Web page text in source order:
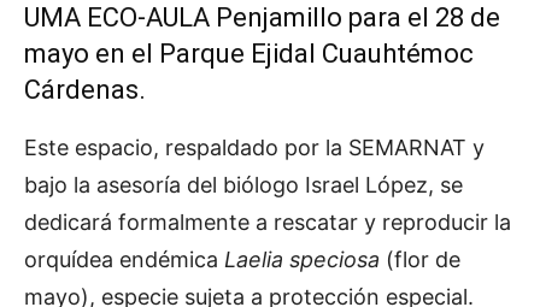
UMA ECO-AULA Penjamillo para el 28 de
mayo en el Parque Ejidal Cuauhtémoc
Cárdenas.
Este espacio, respaldado por la SEMARNAT y
bajo la asesoría del biólogo Israel López, se
dedicará formalmente a rescatar y reproducir la
orquídea endémica Laelia speciosa (flor de
mayo), especie sujeta a protección especial.